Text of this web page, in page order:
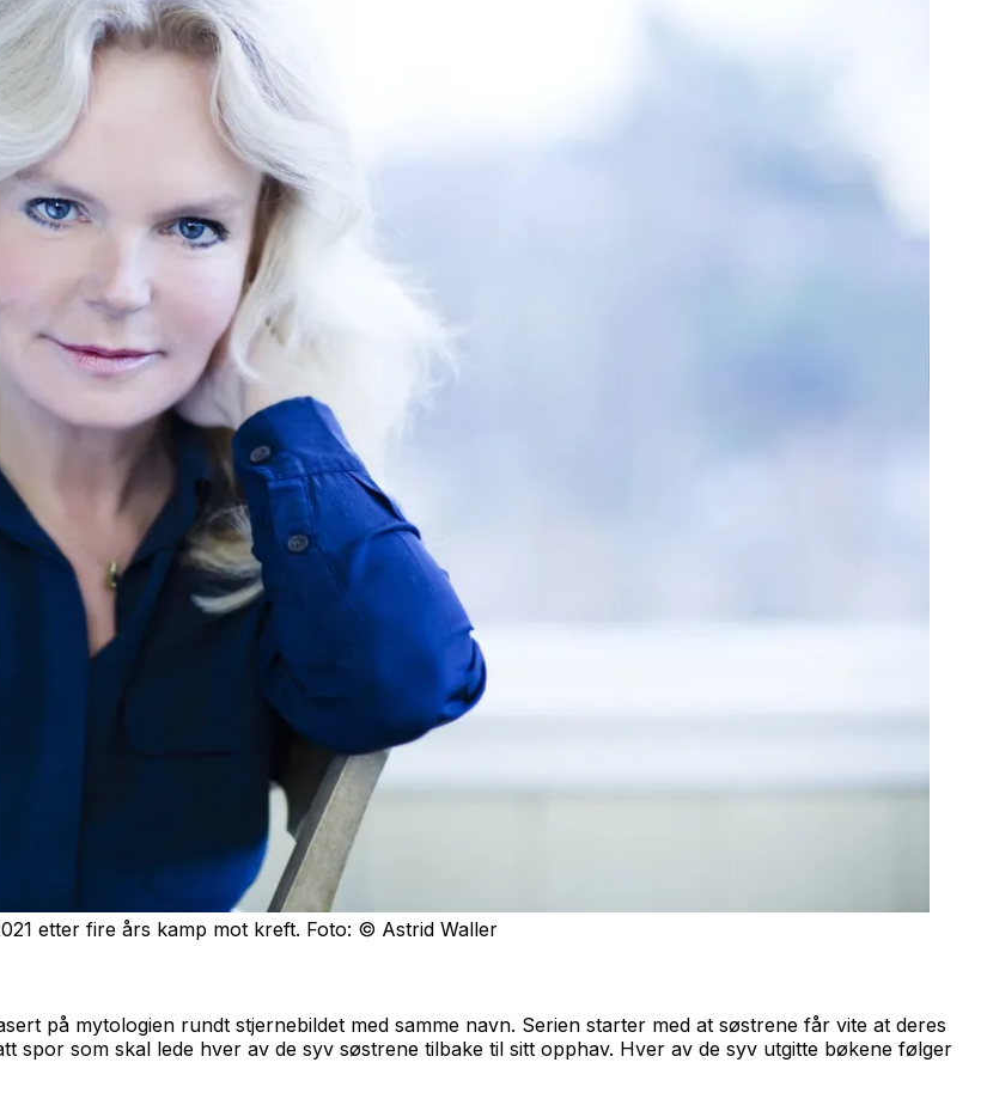
etter fire års kamp mot kreft. Foto: © Astrid Waller
på mytologien rundt stjernebildet med samme navn. Serien starter med at søstrene får vite at deres
som skal lede hver av de syv søstrene tilbake til sitt opphav. Hver av de syv utgitte bøkene følger